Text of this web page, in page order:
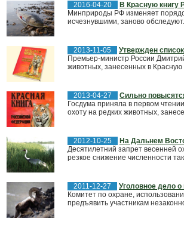
2016-04-20
В Красную книгу
Минприроды РФ изменяет
исчезнувшими, заново
2013-11-05
Утвержден
Премьер-министр России
животных, занесенных в
2013-04-27
Сильно
Госдума приняла в первом
охоту на редких животных,
2012-10-25
На Дальнем
Десятилетний запрет весенней
резкое снижение численности
2011-12-27
Уголовное дело о
Комитет по охране,
предъявить участникам